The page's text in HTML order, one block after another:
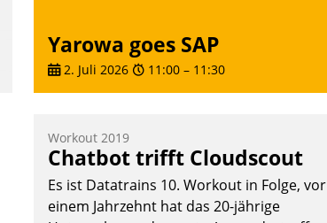
Yarowa goes SAP
2. Juli 2026 11:00 – 11:30
Workout 2019
Chatbot trifft Cloudscout
Es ist Datatrains 10. Workout in Folge, vor
einem Jahrzehnt hat das 20-jährige